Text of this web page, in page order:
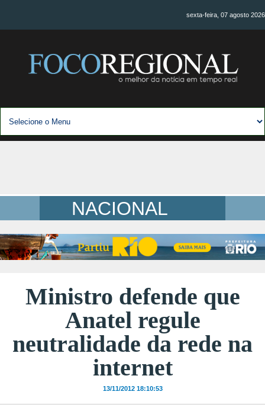
sexta-feira, 07 agosto 2026
NACIONAL
Ministro defende que
Anatel regule
neutralidade da rede na
internet
13/11/2012 18:10:53